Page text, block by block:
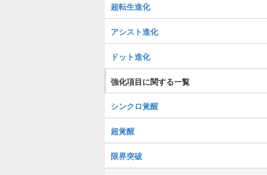
超転生進化
アシスト進化
ドット進化
強化項目に関する一覧
シンクロ覚醒
超覚醒
限界突破